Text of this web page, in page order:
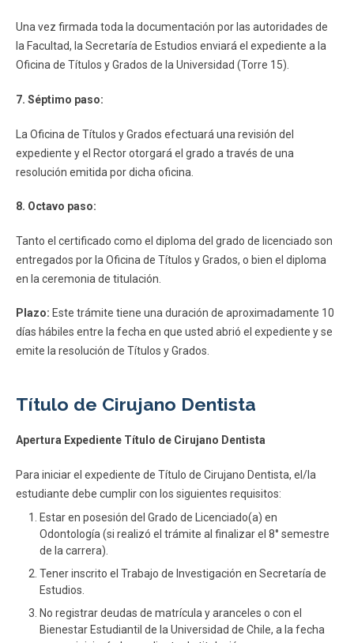
Una vez firmada toda la documentación por las autoridades de
la Facultad, la Secretaría de Estudios enviará el expediente a la
Oficina de Títulos y Grados de la Universidad (Torre 15).
7. Séptimo paso:
La Oficina de Títulos y Grados efectuará una revisión del
expediente y el Rector otorgará el grado a través de una
resolución emitida por dicha oficina.
8. Octavo paso:
Tanto el certificado como el diploma del grado de licenciado son
entregados por la Oficina de Títulos y Grados, o bien el diploma
en la ceremonia de titulación.
Plazo: Este trámite tiene una duración de aproximadamente 10
días hábiles entre la fecha en que usted abrió el expediente y se
emite la resolución de Títulos y Grados.
Título de Cirujano Dentista
Apertura Expediente Título de Cirujano Dentista
Para iniciar el expediente de Título de Cirujano Dentista, el/la
estudiante debe cumplir con los siguientes requisitos:
Estar en posesión del Grado de Licenciado(a) en
Odontología (si realizó el trámite al finalizar el 8° semestre
de la carrera).
Tener inscrito el Trabajo de Investigación en Secretaría de
Estudios.
No registrar deudas de matrícula y aranceles o con el
Bienestar Estudiantil de la Universidad de Chile, a la fecha